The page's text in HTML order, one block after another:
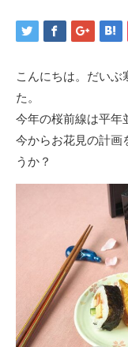
こんにちは。だいぶ
た。
今年の桜前線は平年
今からお花見の計画
うか？